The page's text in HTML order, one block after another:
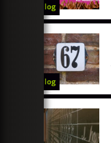
Blog
Blog